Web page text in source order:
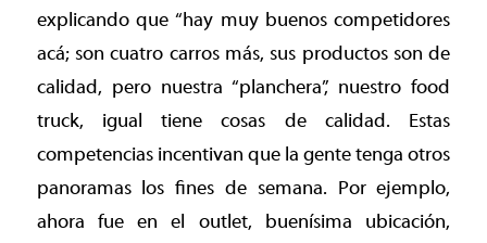
explicando que “hay muy buenos competidores
acá; son cuatro carros más, sus productos son de
calidad, pero nuestra “planchera”, nuestro food
truck, igual tiene cosas de calidad. Estas
competencias incentivan que la gente tenga otros
panoramas los fines de semana. Por ejemplo,
ahora fue en el outlet, buenísima ubicación,